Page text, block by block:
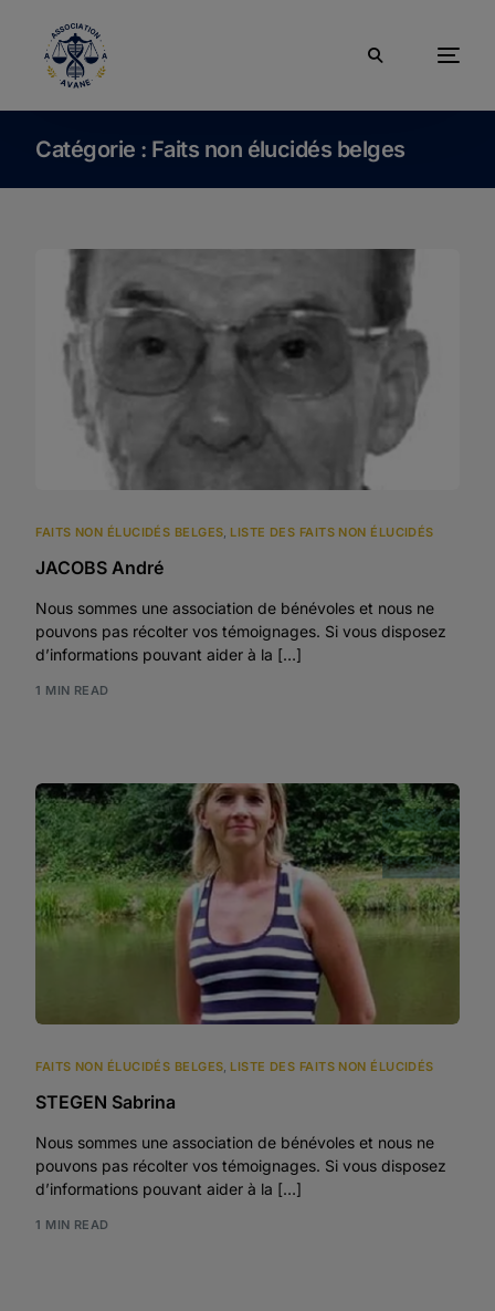
Catégorie : Faits non élucidés belges
FAITS NON ÉLUCIDÉS BELGES, LISTE DES FAITS NON ÉLUCIDÉS
JACOBS André
Nous sommes une association de bénévoles et nous ne
pouvons pas récolter vos témoignages. Si vous disposez
d’informations pouvant aider à la […]
1 MIN READ
FAITS NON ÉLUCIDÉS BELGES, LISTE DES FAITS NON ÉLUCIDÉS
STEGEN Sabrina
Nous sommes une association de bénévoles et nous ne
pouvons pas récolter vos témoignages. Si vous disposez
d’informations pouvant aider à la […]
1 MIN READ